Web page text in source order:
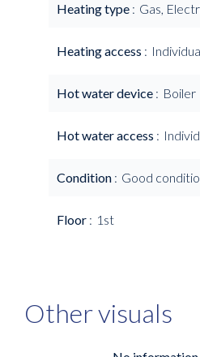
Heating type Gas,
Heating access
Hot water device Boiler
Hot water access
Condition Good
Floor 1st
Other visuals